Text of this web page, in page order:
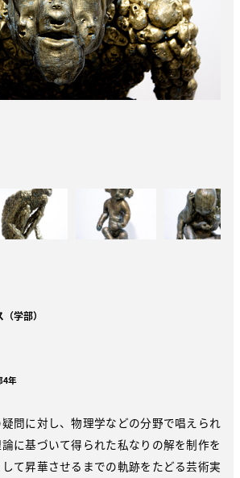
学部）
4年
疑問に対し、物理学などの分野で唱えられ
に基づいて得られた私なりの解を制作を
て昇華させるまでの軌跡をたどる芸術実